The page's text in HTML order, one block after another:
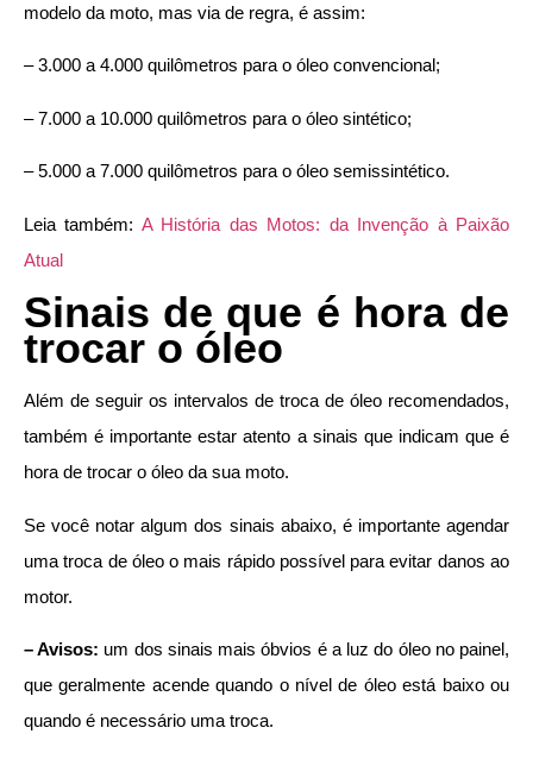
modelo da moto, mas via de regra, é assim:
– 3.000 a 4.000 quilômetros para o óleo convencional;
– 7.000 a 10.000 quilômetros para o óleo sintético;
– 5.000 a 7.000 quilômetros para o óleo semissintético.
Leia também: A História das Motos: da Invenção à Paixão
Atual
Sinais de que é hora de
trocar o óleo
Além de seguir os intervalos de troca de óleo recomendados,
também é importante estar atento a sinais que indicam que é
hora de trocar o óleo da sua moto.
Se você notar algum dos sinais abaixo, é importante agendar
uma troca de óleo o mais rápido possível para evitar danos ao
motor.
– Avisos: um dos sinais mais óbvios é a luz do óleo no painel,
que geralmente acende quando o nível de óleo está baixo ou
quando é necessário uma troca.